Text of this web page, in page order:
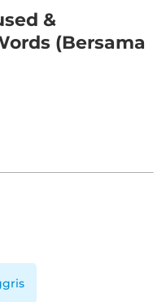
&
(Bersama